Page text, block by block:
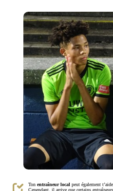
Ton entraîneur local peut également